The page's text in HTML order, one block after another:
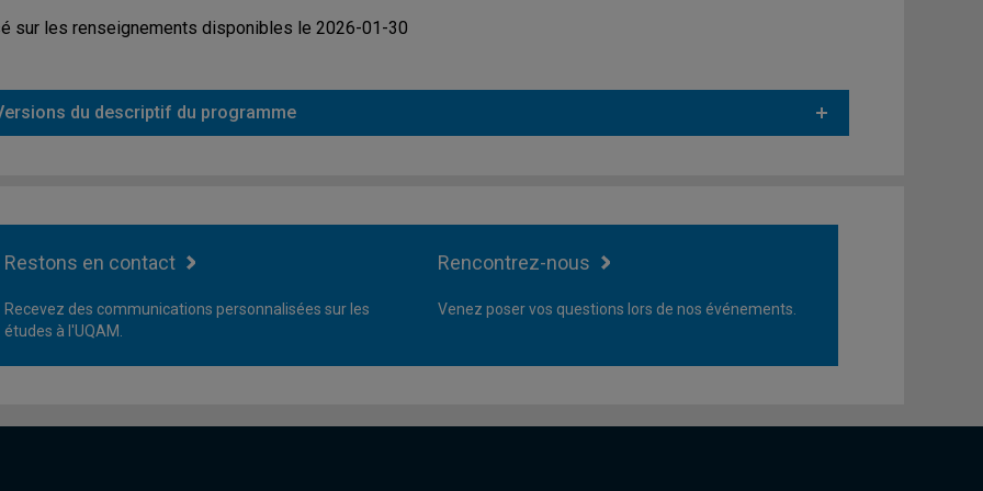
sur les renseignements disponibles le 2026-01-30
du descriptif du programme
Restons en contact
Recevez des communications personnalisées sur les
études à l'UQAM.
Rencontrez-nous
Venez poser vos questions lors de nos événements.